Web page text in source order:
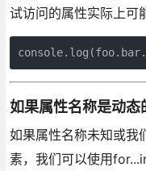
试访问的属性实际上可
如果属性名称是动态
如果属性名称未知或我
素，我们可以使用